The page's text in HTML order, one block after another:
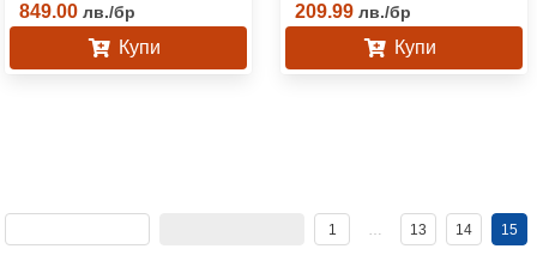
849.00 лв./бр
Купи
209.99 лв./бр
Купи
1 … 13 14 15